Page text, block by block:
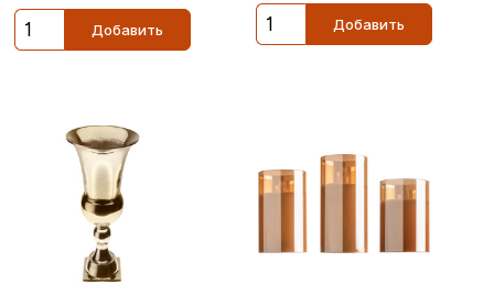
Добавить Добавить